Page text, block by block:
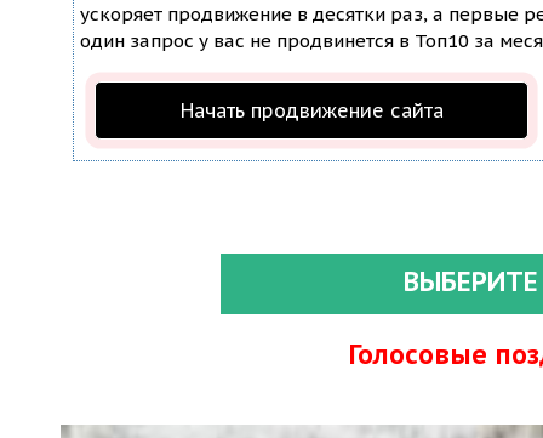
ускоряет продвижение в десятки раз, а первые
один запрос у вас не продвинется в Топ10 за
Начать продвижение сайта
Голосовые